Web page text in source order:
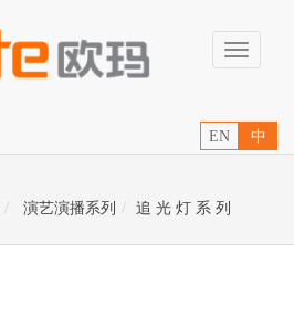
Toggle
EN 中
演艺演播系列 追 光 灯 系 列